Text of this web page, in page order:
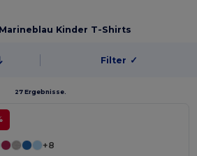
Marineblau Kinder T-Shirts
Filter ✓
27 Ergebnisse.
+8